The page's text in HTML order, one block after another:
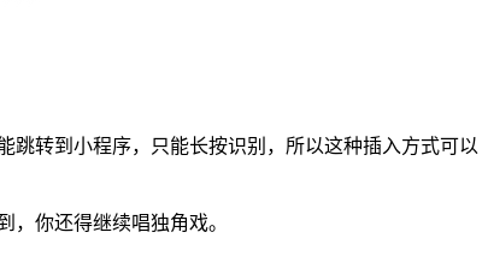
跳转到小程序，只能长按识别，所以这种插入方式可以
你还得继续唱独角戏。